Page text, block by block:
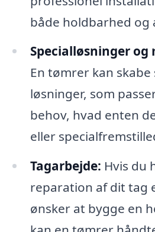
både holdbarhed og
Specialløsninger og
En tømrer kan
løsninger, som
behov, hvad enten
eller
Tagarbejde: Hvis du
reparation af dit tag
ønsker at bygge en